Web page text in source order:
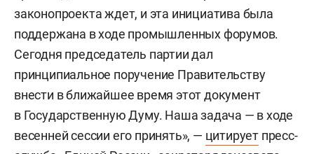
законопроекта ждет, и эта инициатива была
поддержана в ходе промышленных форумов.
Сегодня председатель партии дал
принципиальное поручение Правительству
внести в ближайшее время этот документ
в Государственную Думу. Наша задача — в ходе
весенней сессии его принять», — цитирует пресс-